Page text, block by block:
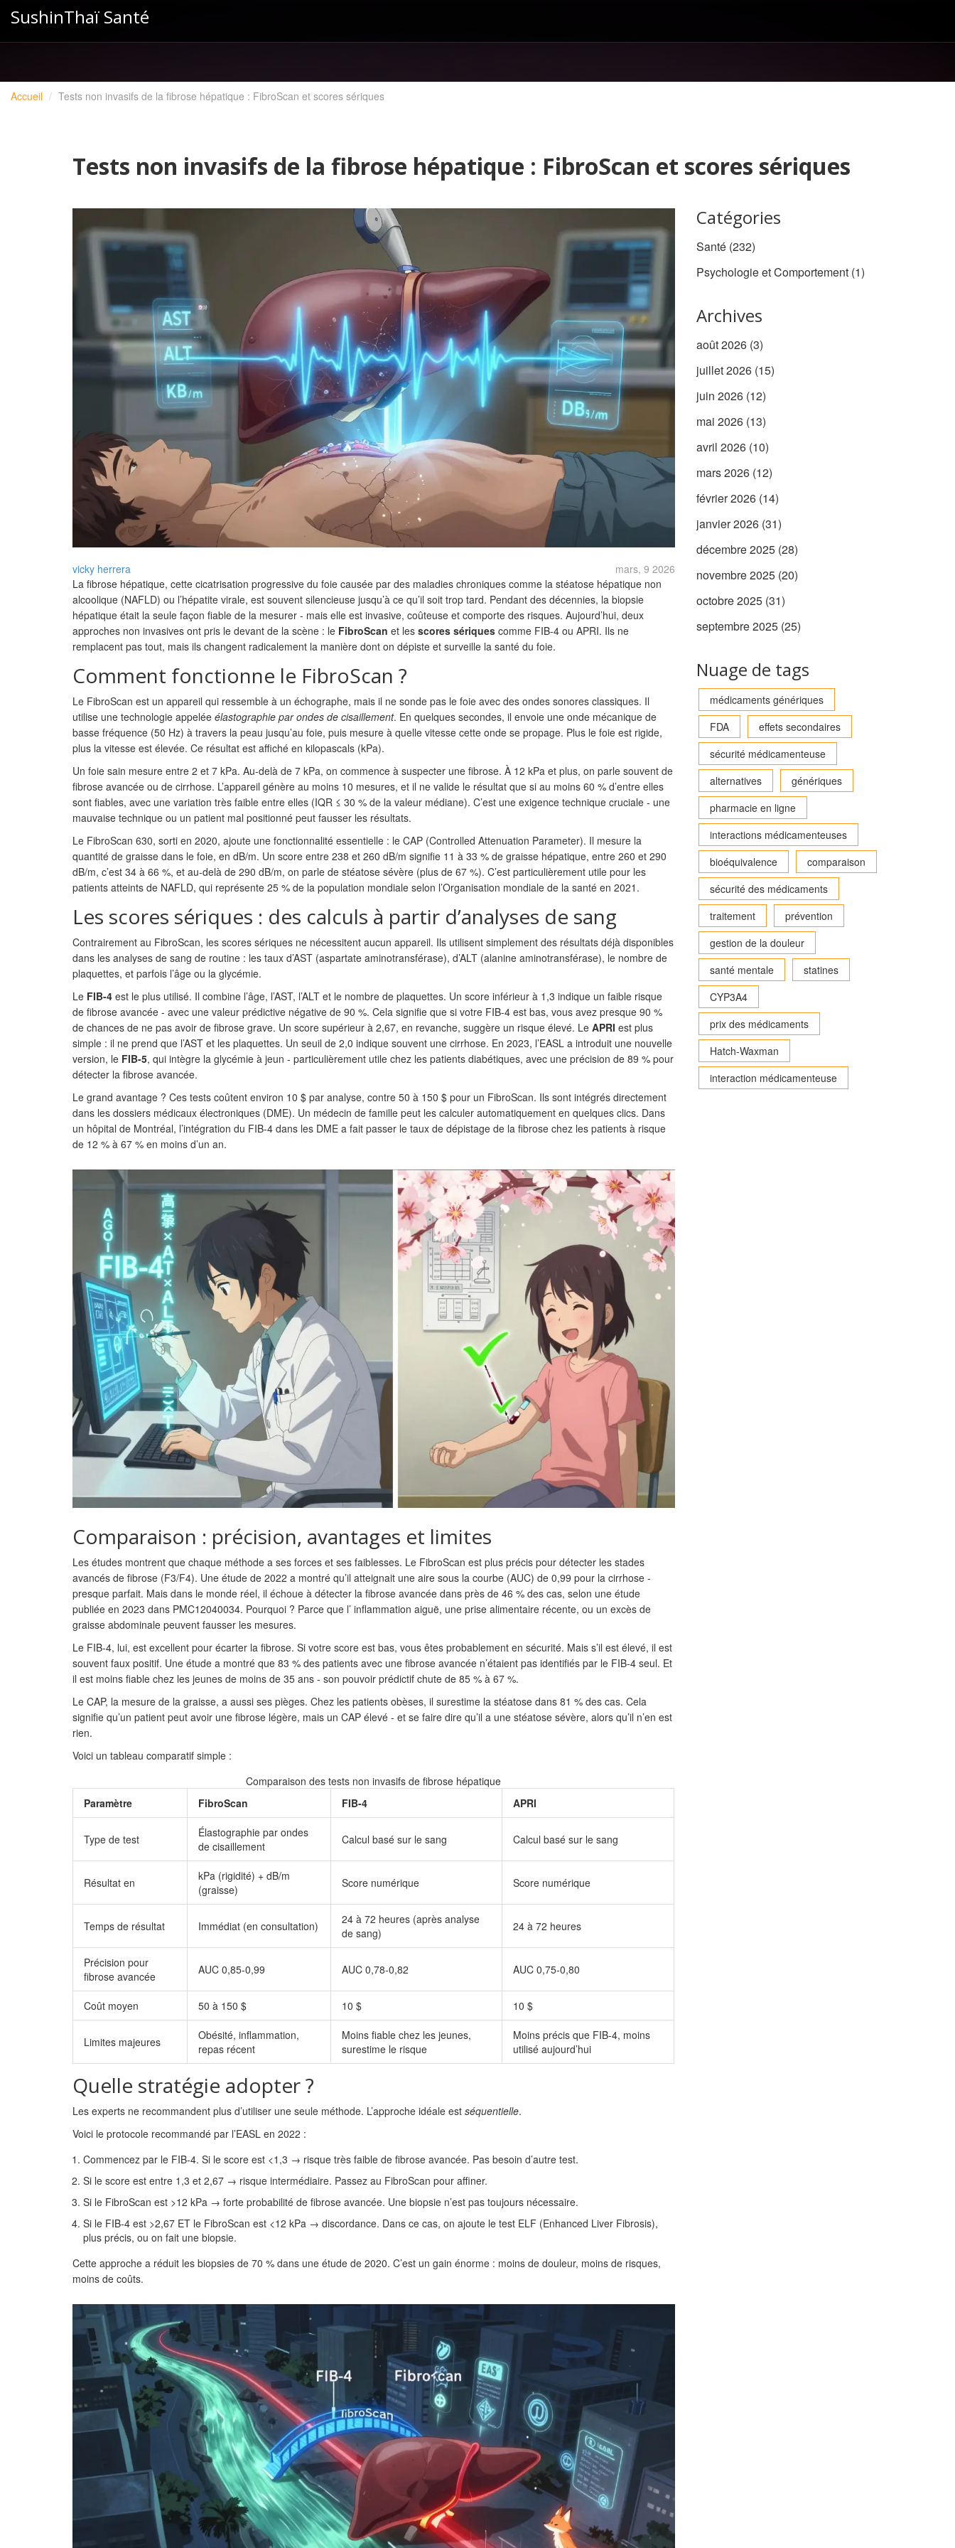
SushinThaï Santé
Accueil Tests non invasifs de la fibrose hépatique : FibroScan et scores sériques
Tests non invasifs de la fibrose hépatique : FibroScan et scores sériques
vicky herrera
mars, 9 2026
La fibrose hépatique, cette cicatrisation progressive du foie causée par des maladies chroniques comme la stéatose hépatique non
alcoolique (NAFLD) ou l’hépatite virale, est souvent silencieuse jusqu’à ce qu’il soit trop tard. Pendant des décennies, la biopsie
hépatique était la seule façon fiable de la mesurer - mais elle est invasive, coûteuse et comporte des risques. Aujourd’hui, deux
approches non invasives ont pris le devant de la scène : le FibroScan et les scores sériques comme FIB-4 ou APRI. Ils ne
remplacent pas tout, mais ils changent radicalement la manière dont on dépiste et surveille la santé du foie.
Comment fonctionne le FibroScan ?
Le FibroScan est un appareil qui ressemble à un échographe, mais il ne sonde pas le foie avec des ondes sonores classiques. Il
utilise une technologie appelée élastographie par ondes de cisaillement. En quelques secondes, il envoie une onde mécanique de
basse fréquence (50 Hz) à travers la peau jusqu’au foie, puis mesure à quelle vitesse cette onde se propage. Plus le foie est rigide,
plus la vitesse est élevée. Ce résultat est affiché en kilopascals (kPa).
Un foie sain mesure entre 2 et 7 kPa. Au-delà de 7 kPa, on commence à suspecter une fibrose. À 12 kPa et plus, on parle souvent de
fibrose avancée ou de cirrhose. L’appareil génère au moins 10 mesures, et il ne valide le résultat que si au moins 60 % d’entre elles
sont fiables, avec une variation très faible entre elles (IQR ≤ 30 % de la valeur médiane). C’est une exigence technique cruciale - une
mauvaise technique ou un patient mal positionné peut fausser les résultats.
Le FibroScan 630, sorti en 2020, ajoute une fonctionnalité essentielle : le CAP (Controlled Attenuation Parameter). Il mesure la
quantité de graisse dans le foie, en dB/m. Un score entre 238 et 260 dB/m signifie 11 à 33 % de graisse hépatique, entre 260 et 290
dB/m, c’est 34 à 66 %, et au-delà de 290 dB/m, on parle de stéatose sévère (plus de 67 %). C’est particulièrement utile pour les
patients atteints de NAFLD, qui représente 25 % de la population mondiale selon l’Organisation mondiale de la santé en 2021.
Les scores sériques : des calculs à partir d’analyses de sang
Contrairement au FibroScan, les scores sériques ne nécessitent aucun appareil. Ils utilisent simplement des résultats déjà disponibles
dans les analyses de sang de routine : les taux d’AST (aspartate aminotransférase), d’ALT (alanine aminotransférase), le nombre de
plaquettes, et parfois l’âge ou la glycémie.
Le FIB-4 est le plus utilisé. Il combine l’âge, l’AST, l’ALT et le nombre de plaquettes. Un score inférieur à 1,3 indique un faible risque
de fibrose avancée - avec une valeur prédictive négative de 90 %. Cela signifie que si votre FIB-4 est bas, vous avez presque 90 %
de chances de ne pas avoir de fibrose grave. Un score supérieur à 2,67, en revanche, suggère un risque élevé. Le APRI est plus
simple : il ne prend que l’AST et les plaquettes. Un seuil de 2,0 indique souvent une cirrhose. En 2023, l’EASL a introduit une nouvelle
version, le FIB-5, qui intègre la glycémie à jeun - particulièrement utile chez les patients diabétiques, avec une précision de 89 % pour
détecter la fibrose avancée.
Le grand avantage ? Ces tests coûtent environ 10 $ par analyse, contre 50 à 150 $ pour un FibroScan. Ils sont intégrés directement
dans les dossiers médicaux électroniques (DME). Un médecin de famille peut les calculer automatiquement en quelques clics. Dans
un hôpital de Montréal, l’intégration du FIB-4 dans les DME a fait passer le taux de dépistage de la fibrose chez les patients à risque
de 12 % à 67 % en moins d’un an.
Comparaison : précision, avantages et limites
Les études montrent que chaque méthode a ses forces et ses faiblesses. Le FibroScan est plus précis pour détecter les stades
avancés de fibrose (F3/F4). Une étude de 2022 a montré qu’il atteignait une aire sous la courbe (AUC) de 0,99 pour la cirrhose -
presque parfait. Mais dans le monde réel, il échoue à détecter la fibrose avancée dans près de 46 % des cas, selon une étude
publiée en 2023 dans PMC12040034. Pourquoi ? Parce que l’ inflammation aiguë, une prise alimentaire récente, ou un excès de
graisse abdominale peuvent fausser les mesures.
Le FIB-4, lui, est excellent pour écarter la fibrose. Si votre score est bas, vous êtes probablement en sécurité. Mais s’il est élevé, il est
souvent faux positif. Une étude a montré que 83 % des patients avec une fibrose avancée n’étaient pas identifiés par le FIB-4 seul. Et
il est moins fiable chez les jeunes de moins de 35 ans - son pouvoir prédictif chute de 85 % à 67 %.
Le CAP, la mesure de la graisse, a aussi ses pièges. Chez les patients obèses, il surestime la stéatose dans 81 % des cas. Cela
signifie qu’un patient peut avoir une fibrose légère, mais un CAP élevé - et se faire dire qu’il a une stéatose sévère, alors qu’il n’en est
rien.
Voici un tableau comparatif simple :
Comparaison des tests non invasifs de fibrose hépatique
Paramètre
FibroScan FIB-4 APRI
Type de test
Élastographie par ondes
de cisaillement
Calcul basé sur le sang Calcul basé sur le sang
Résultat en
kPa (rigidité) + dB/m
(graisse)
Score numérique Score numérique
Temps de résultat Immédiat (en consultation)
24 à 72 heures (après analyse
de sang)
24 à 72 heures
Précision pour
fibrose avancée
AUC 0,85-0,99 AUC 0,78-0,82 AUC 0,75-0,80
Coût moyen 50 à 150 $ 10 $ 10 $
Limites majeures
Obésité, inflammation,
repas récent
Moins fiable chez les jeunes,
surestime le risque
Moins précis que FIB-4, moins
utilisé aujourd’hui
Quelle stratégie adopter ?
Les experts ne recommandent plus d’utiliser une seule méthode. L’approche idéale est séquentielle.
Voici le protocole recommandé par l’EASL en 2022 :
Commencez par le FIB-4. Si le score est <1,3 → risque très faible de fibrose avancée. Pas besoin d’autre test.
Si le score est entre 1,3 et 2,67 → risque intermédiaire. Passez au FibroScan pour affiner.
Si le FibroScan est >12 kPa → forte probabilité de fibrose avancée. Une biopsie n’est pas toujours nécessaire.
Si le FIB-4 est >2,67 ET le FibroScan est <12 kPa → discordance. Dans ce cas, on ajoute le test ELF (Enhanced Liver Fibrosis),
plus précis, ou on fait une biopsie.
Cette approche a réduit les biopsies de 70 % dans une étude de 2020. C’est un gain énorme : moins de douleur, moins de risques,
moins de coûts.
Catégories
Santé (232)
Psychologie et Comportement (1)
Archives
août 2026 (3)
juillet 2026 (15)
juin 2026 (12)
mai 2026 (13)
avril 2026 (10)
mars 2026 (12)
février 2026 (14)
janvier 2026 (31)
décembre 2025 (28)
novembre 2025 (20)
octobre 2025 (31)
septembre 2025 (25)
Nuage de tags
médicaments génériques
FDA
effets secondaires
sécurité médicamenteuse
alternatives
génériques
pharmacie en ligne
interactions médicamenteuses
bioéquivalence
comparaison
sécurité des médicaments
traitement
prévention
gestion de la douleur
santé mentale
statines
CYP3A4
prix des médicaments
Hatch-Waxman
interaction médicamenteuse